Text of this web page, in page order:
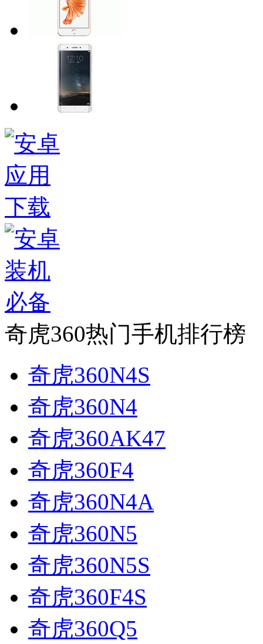
奇虎360热门手机排行榜
奇虎360N4S
奇虎360N4
奇虎360AK47
奇虎360F4
奇虎360N4A
奇虎360N5
奇虎360N5S
奇虎360F4S
奇虎360Q5